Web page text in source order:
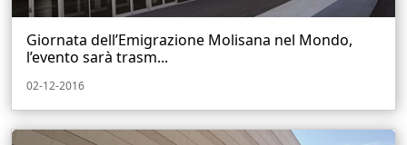
Giornata dell’Emigrazione Molisana nel Mondo,
l’evento sarà trasm...
02-12-2016